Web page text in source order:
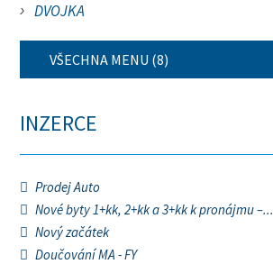
DVOJKA
VŠECHNA MENU (8)
INZERCE
Prodej Auto
Nové byty 1+kk, 2+kk a 3+kk k pronájmu –...
Nový začátek
Doučování MA - FY